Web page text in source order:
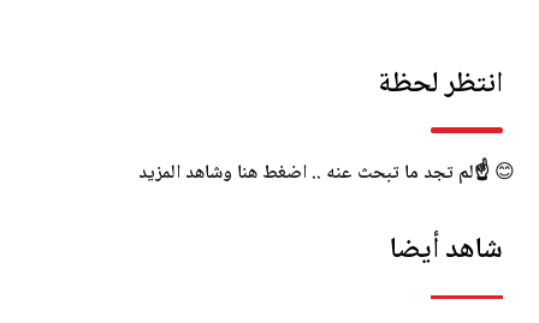
انتظر لحظة
😊☝️لم تجد ما تبحث عنه .. اضغط هنا وشاهد المزيد
شاهد أيضا